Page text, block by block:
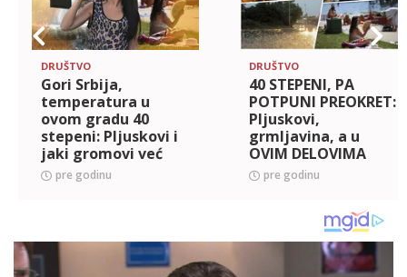
DRUŠTVO
Gori Srbija,
temperatura u
ovom gradu 40
stepeni: Pljuskovi i
jaki gromovi već
zahvatili OVE delove
pre godinu
DRUŠTVO
40 STEPENI, PA
POTPUNI PREOKRET:
Pljuskovi,
grmljavina, a u
OVIM DELOVIMA
ZEMLJE moguć i
grad
pre godinu